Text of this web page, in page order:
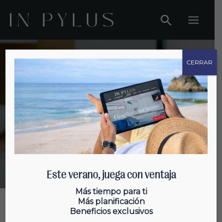
contenido
Menu
Láser baja potencia
(LLLT)
¿Qué es?
Este verano, juega con ventaja
Más tiempo para ti
Más planificación
Beneficios exclusivos
CERRAR